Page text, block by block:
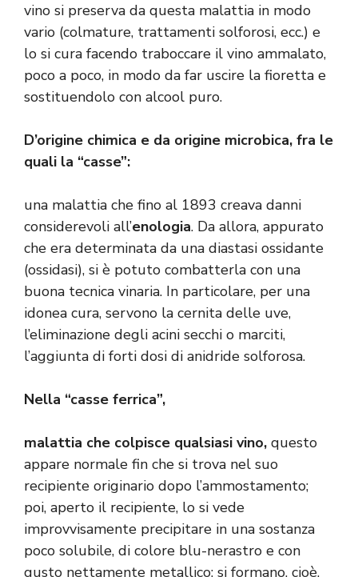
vino si preserva da questa malattia in modo
vario (colmature, trattamenti solforosi, ecc.) e
lo si cura facendo traboccare il vino ammalato,
poco a poco, in modo da far uscire la fioretta e
sostituendolo con alcool puro.
D’origine chimica e da origine microbica, fra le
quali la “casse”:
una malattia che fino al 1893 creava danni
considerevoli all’enologia. Da allora, appurato
che era determinata da una diastasi ossidante
(ossidasi), si è potuto combatterla con una
buona tecnica vinaria. In particolare, per una
idonea cura, servono la cernita delle uve,
l’eliminazione degli acini secchi o marciti,
l’aggiunta di forti dosi di anidride solforosa.
Nella “casse ferrica”,
malattia che colpisce qualsiasi vino, questo
appare normale fin che si trova nel suo
recipiente originario dopo l’ammostamento;
poi, aperto il recipiente, lo si vede
improvvisamente precipitare in una sostanza
poco solubile, di colore blu-nerastro e con
gusto nettamente metallico; si formano, cioè,